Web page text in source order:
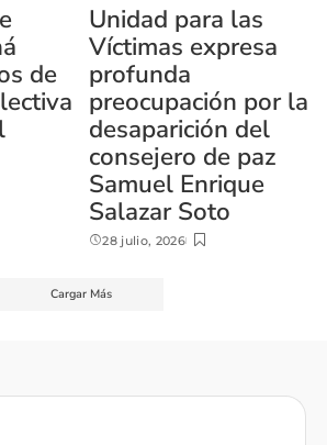
de
Unidad para las
Víctimas expresa
profunda
preocupación por la
desaparición del
consejero de paz
Samuel Enrique
Salazar Soto
28 julio, 2026
Cargar Más